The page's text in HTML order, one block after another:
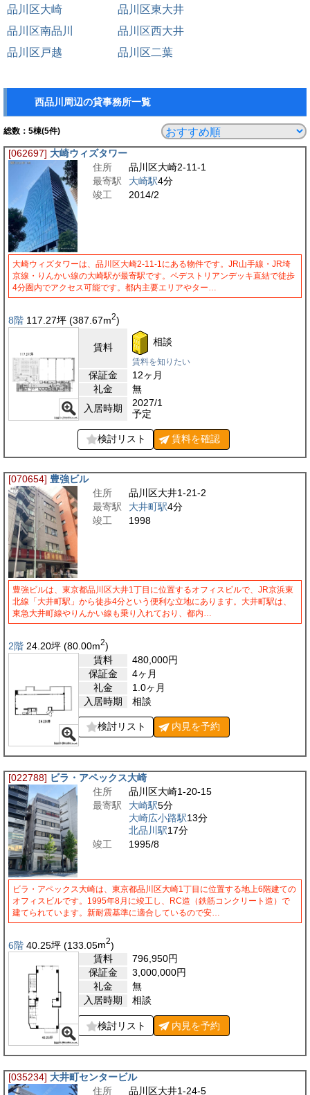
品川区大崎
品川区東大井
品川区南品川
品川区西大井
品川区戸越
品川区二葉
西品川周辺の貸事務所一覧
総数： 5棟(5件)
[062697] 大崎ウィズタワー
住所
品川区大崎2-11-1
最寄駅
大崎駅4分
竣工
2014/2
大崎ウィズタワーは、品川区大崎2-11-1にある物件です。JR山手線・JR埼
京線・りんかい線の大崎駅が最寄駅です。ペデストリアンデッキ直結で徒歩
4分圏内でアクセス可能です。都内主要エリアやター…
8階 117.27坪 (387.67m2)
賃料 相談
賃料を知りたい
保証金
12ヶ月
礼金
無
入居時期
2027/1
予定
検討リスト 賃料を確認
[070654] 豊強ビル
住所
品川区大井1-21-2
最寄駅
大井町駅4分
竣工
1998
豊強ビルは、東京都品川区大井1丁目に位置するオフィスビルで、JR京浜東
北線「大井町駅」から徒歩4分という便利な立地にあります。大井町駅は、
東急大井町線やりんかい線も乗り入れており、都内…
2階 24.20坪 (80.00m2)
賃料
480,000円
保証金
4ヶ月
礼金
1.0ヶ月
入居時期
相談
検討リスト 内見を予約
[022788] ビラ・アペックス大崎
住所
品川区大崎1-20-15
最寄駅
大崎駅5分
大崎広小路駅13分
北品川駅17分
竣工
1995/8
ビラ・アペックス大崎は、東京都品川区大崎1丁目に位置する地上6階建ての
オフィスビルです。1995年8月に竣工し、RC造（鉄筋コンクリート造）で
建てられています。新耐震基準に適合しているので安…
6階 40.25坪 (133.05m2)
賃料
796,950円
保証金
3,000,000円
礼金
無
入居時期
相談
検討リスト 内見を予約
[035234] 大井町センタービル
住所
品川区大井1-24-5